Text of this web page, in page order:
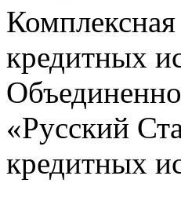
кредитных
«Русский
кредитных